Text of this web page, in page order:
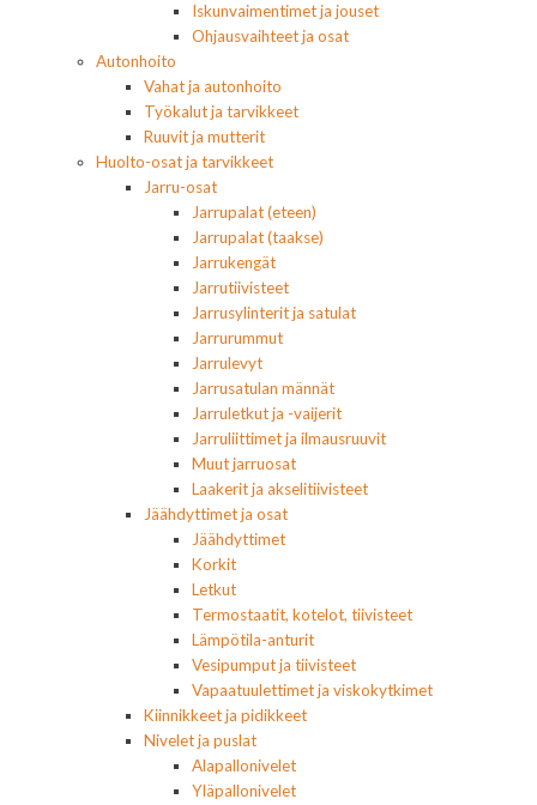
Iskunvaimentimet ja jouset
Ohjausvaihteet ja osat
Autonhoito
Vahat ja autonhoito
Työkalut ja tarvikkeet
Ruuvit ja mutterit
Huolto-osat ja tarvikkeet
Jarru-osat
Jarrupalat (eteen)
Jarrupalat (taakse)
Jarrukengät
Jarrutiivisteet
Jarrusylinterit ja satulat
Jarrurummut
Jarrulevyt
Jarrusatulan männät
Jarruletkut ja -vaijerit
Jarruliittimet ja ilmausruuvit
Muut jarruosat
Laakerit ja akselitiivisteet
Jäähdyttimet ja osat
Jäähdyttimet
Korkit
Letkut
Termostaatit, kotelot, tiivisteet
Lämpötila-anturit
Vesipumput ja tiivisteet
Vapaatuulettimet ja viskokytkimet
Kiinnikkeet ja pidikkeet
Nivelet ja puslat
Alapallonivelet
Yläpallonivelet